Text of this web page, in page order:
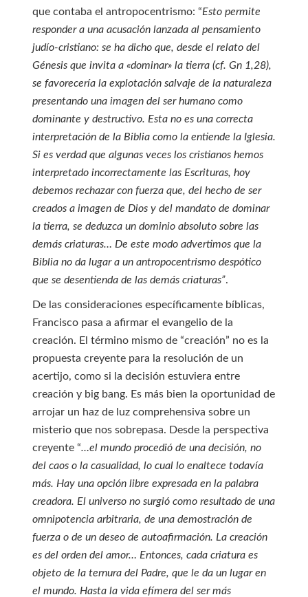
que contaba el antropocentrismo: “Esto permite
responder a una acusación lanzada al pensamiento
judío-cristiano: se ha dicho que, desde el relato del
Génesis que invita a «dominar» la tierra (cf. Gn 1,28),
se favorecería la explotación salvaje de la naturaleza
presentando una imagen del ser humano como
dominante y destructivo. Esta no es una correcta
interpretación de la Biblia como la entiende la Iglesia.
Si es verdad que algunas veces los cristianos hemos
interpretado incorrectamente las Escrituras, hoy
debemos rechazar con fuerza que, del hecho de ser
creados a imagen de Dios y del mandato de dominar
la tierra, se deduzca un dominio absoluto sobre las
demás criaturas… De este modo advertimos que la
Biblia no da lugar a un antropocentrismo despótico
que se desentienda de las demás criaturas”.
De las consideraciones específicamente bíblicas,
Francisco pasa a afirmar el evangelio de la
creación. El término mismo de “creación” no es la
propuesta creyente para la resolución de un
acertijo, como si la decisión estuviera entre
creación y big bang. Es más bien la oportunidad de
arrojar un haz de luz comprehensiva sobre un
misterio que nos sobrepasa. Desde la perspectiva
creyente “…el mundo procedió de una decisión, no
del caos o la casualidad, lo cual lo enaltece todavía
más. Hay una opción libre expresada en la palabra
creadora. El universo no surgió como resultado de una
omnipotencia arbitraria, de una demostración de
fuerza o de un deseo de autoafirmación. La creación
es del orden del amor… Entonces, cada criatura es
objeto de la ternura del Padre, que le da un lugar en
el mundo. Hasta la vida efímera del ser más